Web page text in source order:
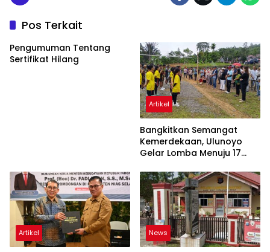
Pos Terkait
Pengumuman Tentang
Sertifikat Hilang
Artikel
Bangkitkan Semangat
Kemerdekaan, Ulunoyo
Gelar Lomba Menuju 17
Artikel News